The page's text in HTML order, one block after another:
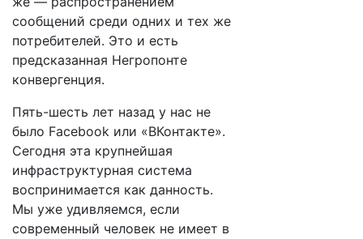
сообщений среди одних и тех же
потребителей. Это и есть
предсказанная Негропонте
конвергенция.
Пять-шесть лет назад у нас не
было Facebook или «ВКонтакте».
Сегодня эта крупнейшая
инфраструктурная система
воспринимается как данность.
Мы уже удивляемся, если
современный человек не имеет в